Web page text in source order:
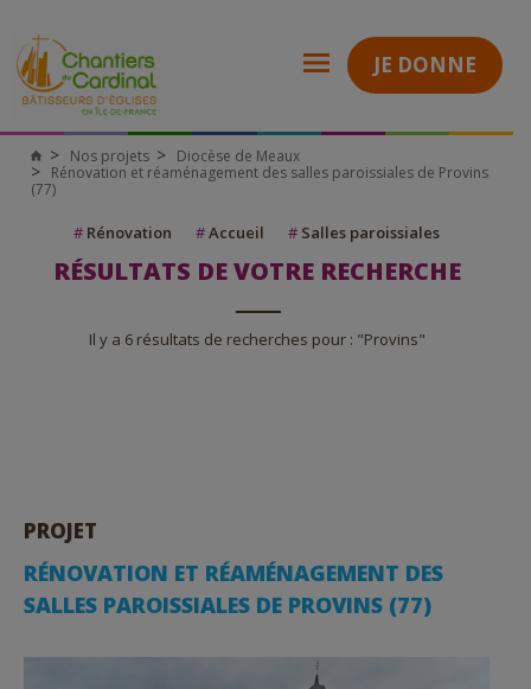
JE DONNE
Nos projets
Diocèse de Meaux
Rénovation et réaménagement des salles paroissiales de Provins
(77)
# Rénovation #Accueil # Salles paroissiales
RÉSULTATS DE VOTRE RECHERCHE
Il y a 6 résultats de recherches pour : "Provins"
PROJET
RÉNOVATION ET RÉAMÉNAGEMENT DES
SALLES PAROISSIALES DE PROVINS (77)